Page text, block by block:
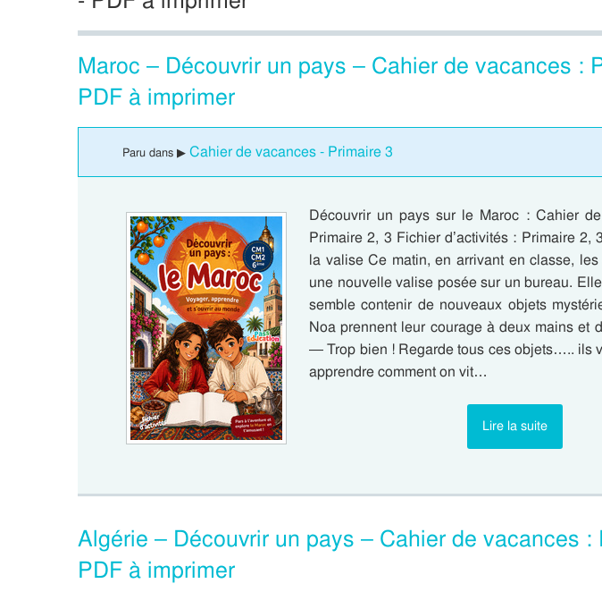
Maroc – Découvrir un pays – Cahier de vacances :
PDF à imprimer
Paru dans ▶ Cahier de vacances - Primaire 3
Découvrir un pays sur le Maroc : Cahier
Primaire 2, 3 Fichier d’activités : Primaire 2,
la valise Ce matin, en arrivant en classe,
une nouvelle valise posée sur un bureau.
semble contenir de nouveaux objets
Noa prennent leur courage à deux mains et
— Trop bien ! Regarde tous ces objets….. ils
apprendre comment on vit…
Lire la suite
Algérie – Découvrir un pays – Cahier de vacances :
PDF à imprimer